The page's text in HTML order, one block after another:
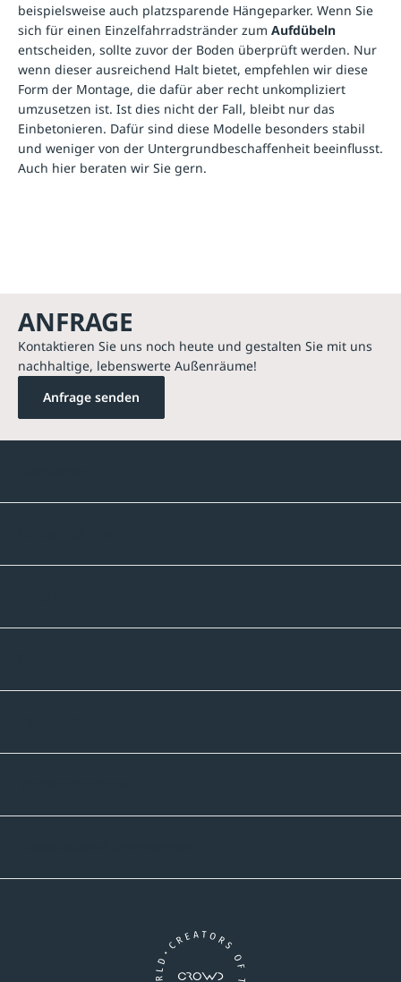
beispielsweise auch platzsparende Hängeparker. Wenn Sie
sich für einen Einzelfahrradstränder zum Aufdübeln
entscheiden, sollte zuvor der Boden überprüft werden. Nur
wenn dieser ausreichend Halt bietet, empfehlen wir diese
Form der Montage, die dafür aber recht unkompliziert
umzusetzen ist. Ist dies nicht der Fall, bleibt nur das
Einbetonieren. Dafür sind diese Modelle besonders stabil
und weniger von der Untergrundbeschaffenheit beeinflusst.
Auch hier beraten wir Sie gern.
ANFRAGE
Kontaktieren Sie uns noch heute und gestalten Sie mit uns
nachhaltige, lebenswerte Außenräume!
Anfrage senden